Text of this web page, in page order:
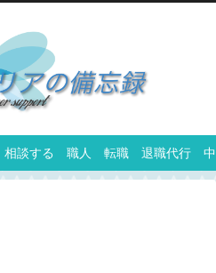
相談する 職人 転職 退職代行